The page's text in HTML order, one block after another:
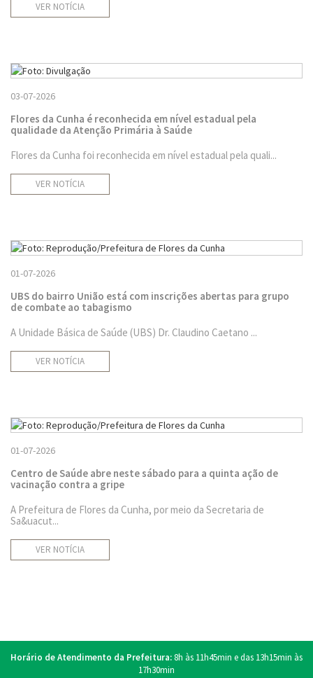
VER NOTÍCIA
03-07-2026
Flores da Cunha é reconhecida em nível estadual pela
qualidade da Atenção Primária à Saúde
Flores da Cunha foi reconhecida em nível estadual pela quali...
VER NOTÍCIA
01-07-2026
UBS do bairro União está com inscrições abertas para grupo
de combate ao tabagismo
A Unidade Básica de Saúde (UBS) Dr. Claudino Caetano ...
VER NOTÍCIA
01-07-2026
Centro de Saúde abre neste sábado para a quinta ação de
vacinação contra a gripe
A Prefeitura de Flores da Cunha, por meio da Secretaria de
Sa&uacut...
VER NOTÍCIA
Horário de Atendimento da Prefeitura:8h às 11h45min e das 13h15min às
17h30min